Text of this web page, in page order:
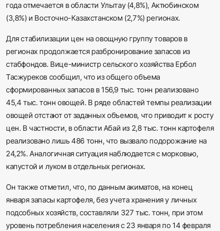
года отмечается в области Улытау (4,8%), Актюбинском
(3,8%) и Восточно-Казахстанском (2,7%) регионах.
Для стабилизации цен на овощную группу товаров в
регионах продолжается разбронирование запасов из
стабфондов. Вице-министр сельского хозяйства Ербол
Тасжуреков сообщил, что из общего объема
сформированных запасов в 156,9 тыс. тонн реализовано
45,4 тыс. тонн овощей. В ряде областей темпы реализации
овощей отстают от заданных объемов, что приводит к росту
цен. В частности, в области Абай из 2,8 тыс. тонн картофеля
реализовано лишь 486 тонн, что вызвало подорожание на
24,2%. Аналогичная ситуация наблюдается с морковью,
капустой и луком в отдельных регионах.
Он также отметил, что, по данным акиматов, на конец
января запасы картофеля, без учета хранения у личных
подсобных хозяйств, составляли 327 тыс. тонн, при этом
уровень потребления населения с 23 января по 14 февраля